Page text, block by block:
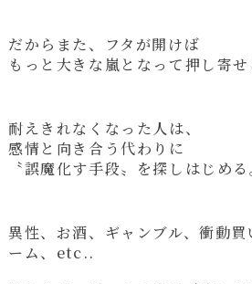
だからまた、フタが開けば
もっと大きな嵐となって押し寄せ
耐えきれなくなった人は、
感情と向き合う代わりに
〝誤魔化す手段〟を探しはじめる
異性、お酒、ギャンブル、衝動
ーム、etc..